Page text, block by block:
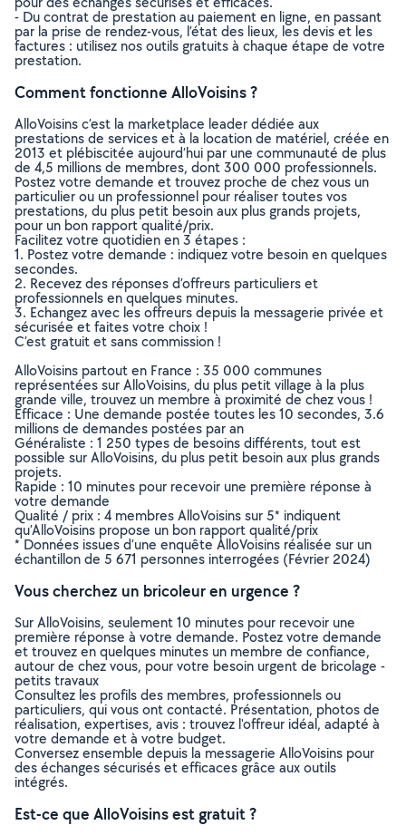
- Du contrat de prestation au paiement en ligne, en passant
par la prise de rendez-vous, l’état des lieux, les devis et les
factures : utilisez nos outils gratuits à chaque étape de votre
prestation.
Comment fonctionne AlloVoisins ?
AlloVoisins c’est la marketplace leader dédiée aux
prestations de services et à la location de matériel, créée en
2013 et plébiscitée aujourd’hui par une communauté de plus
de 4,5 millions de membres, dont 300 000 professionnels.
Postez votre demande et trouvez proche de chez vous un
particulier ou un professionnel pour réaliser toutes vos
prestations, du plus petit besoin aux plus grands projets,
pour un bon rapport qualité/prix.
Facilitez votre quotidien en 3 étapes :
1. Postez votre demande : indiquez votre besoin en quelques
secondes.
2. Recevez des réponses d’offreurs particuliers et
professionnels en quelques minutes.
3. Echangez avec les offreurs depuis la messagerie privée et
sécurisée et faites votre choix !
C’est gratuit et sans commission !
AlloVoisins partout en France : 35 000 communes
représentées sur AlloVoisins, du plus petit village à la plus
grande ville, trouvez un membre à proximité de chez vous !
Efficace : Une demande postée toutes les 10 secondes, 3.6
millions de demandes postées par an
Généraliste : 1 250 types de besoins différents, tout est
possible sur AlloVoisins, du plus petit besoin aux plus grands
projets.
Rapide : 10 minutes pour recevoir une première réponse à
votre demande
Qualité / prix : 4 membres AlloVoisins sur 5* indiquent
qu’AlloVoisins propose un bon rapport qualité/prix
* Données issues d’une enquête AlloVoisins réalisée sur un
échantillon de 5 671 personnes interrogées (Février 2024)
Vous cherchez un bricoleur en urgence ?
Sur AlloVoisins, seulement 10 minutes pour recevoir une
première réponse à votre demande. Postez votre demande
et trouvez en quelques minutes un membre de confiance,
autour de chez vous, pour votre besoin urgent de bricolage -
petits travaux
Consultez les profils des membres, professionnels ou
particuliers, qui vous ont contacté. Présentation, photos de
réalisation, expertises, avis : trouvez l'offreur idéal, adapté à
votre demande et à votre budget.
Conversez ensemble depuis la messagerie AlloVoisins pour
des échanges sécurisés et efficaces grâce aux outils
intégrés.
Est-ce que AlloVoisins est gratuit ?